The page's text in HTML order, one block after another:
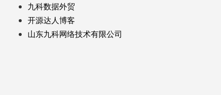
九科数据外贸
开源达人博客
山东九科网络技术有限公司